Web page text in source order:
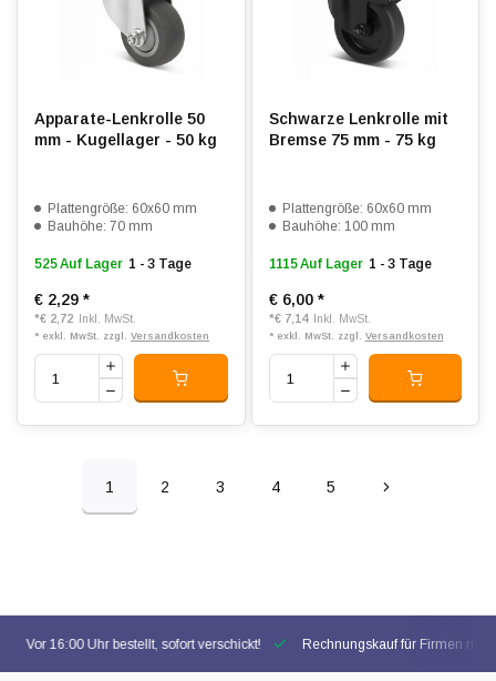
Apparate-Lenkrolle 50
mm - Kugellager - 50 kg
Plattengröße: 60x60 mm
Bauhöhe: 70 mm
525 Auf Lager 1 - 3 Tage
€ 2,29 *
*€ 2,72 Inkl. MwSt.
* exkl. MwSt. zzgl. Versandkosten
Schwarze Lenkrolle mit
Bremse 75 mm - 75 kg
Plattengröße: 60x60 mm
Bauhöhe: 100 mm
1115 Auf Lager 1 - 3 Tage
€ 6,00 *
*€ 7,14 Inkl. MwSt.
* exkl. MwSt. zzgl. Versandkosten
1 2 3 4 5
Vor 16:00 Uhr bestellt, sofort verschickt! Rechnungskauf für Firmen